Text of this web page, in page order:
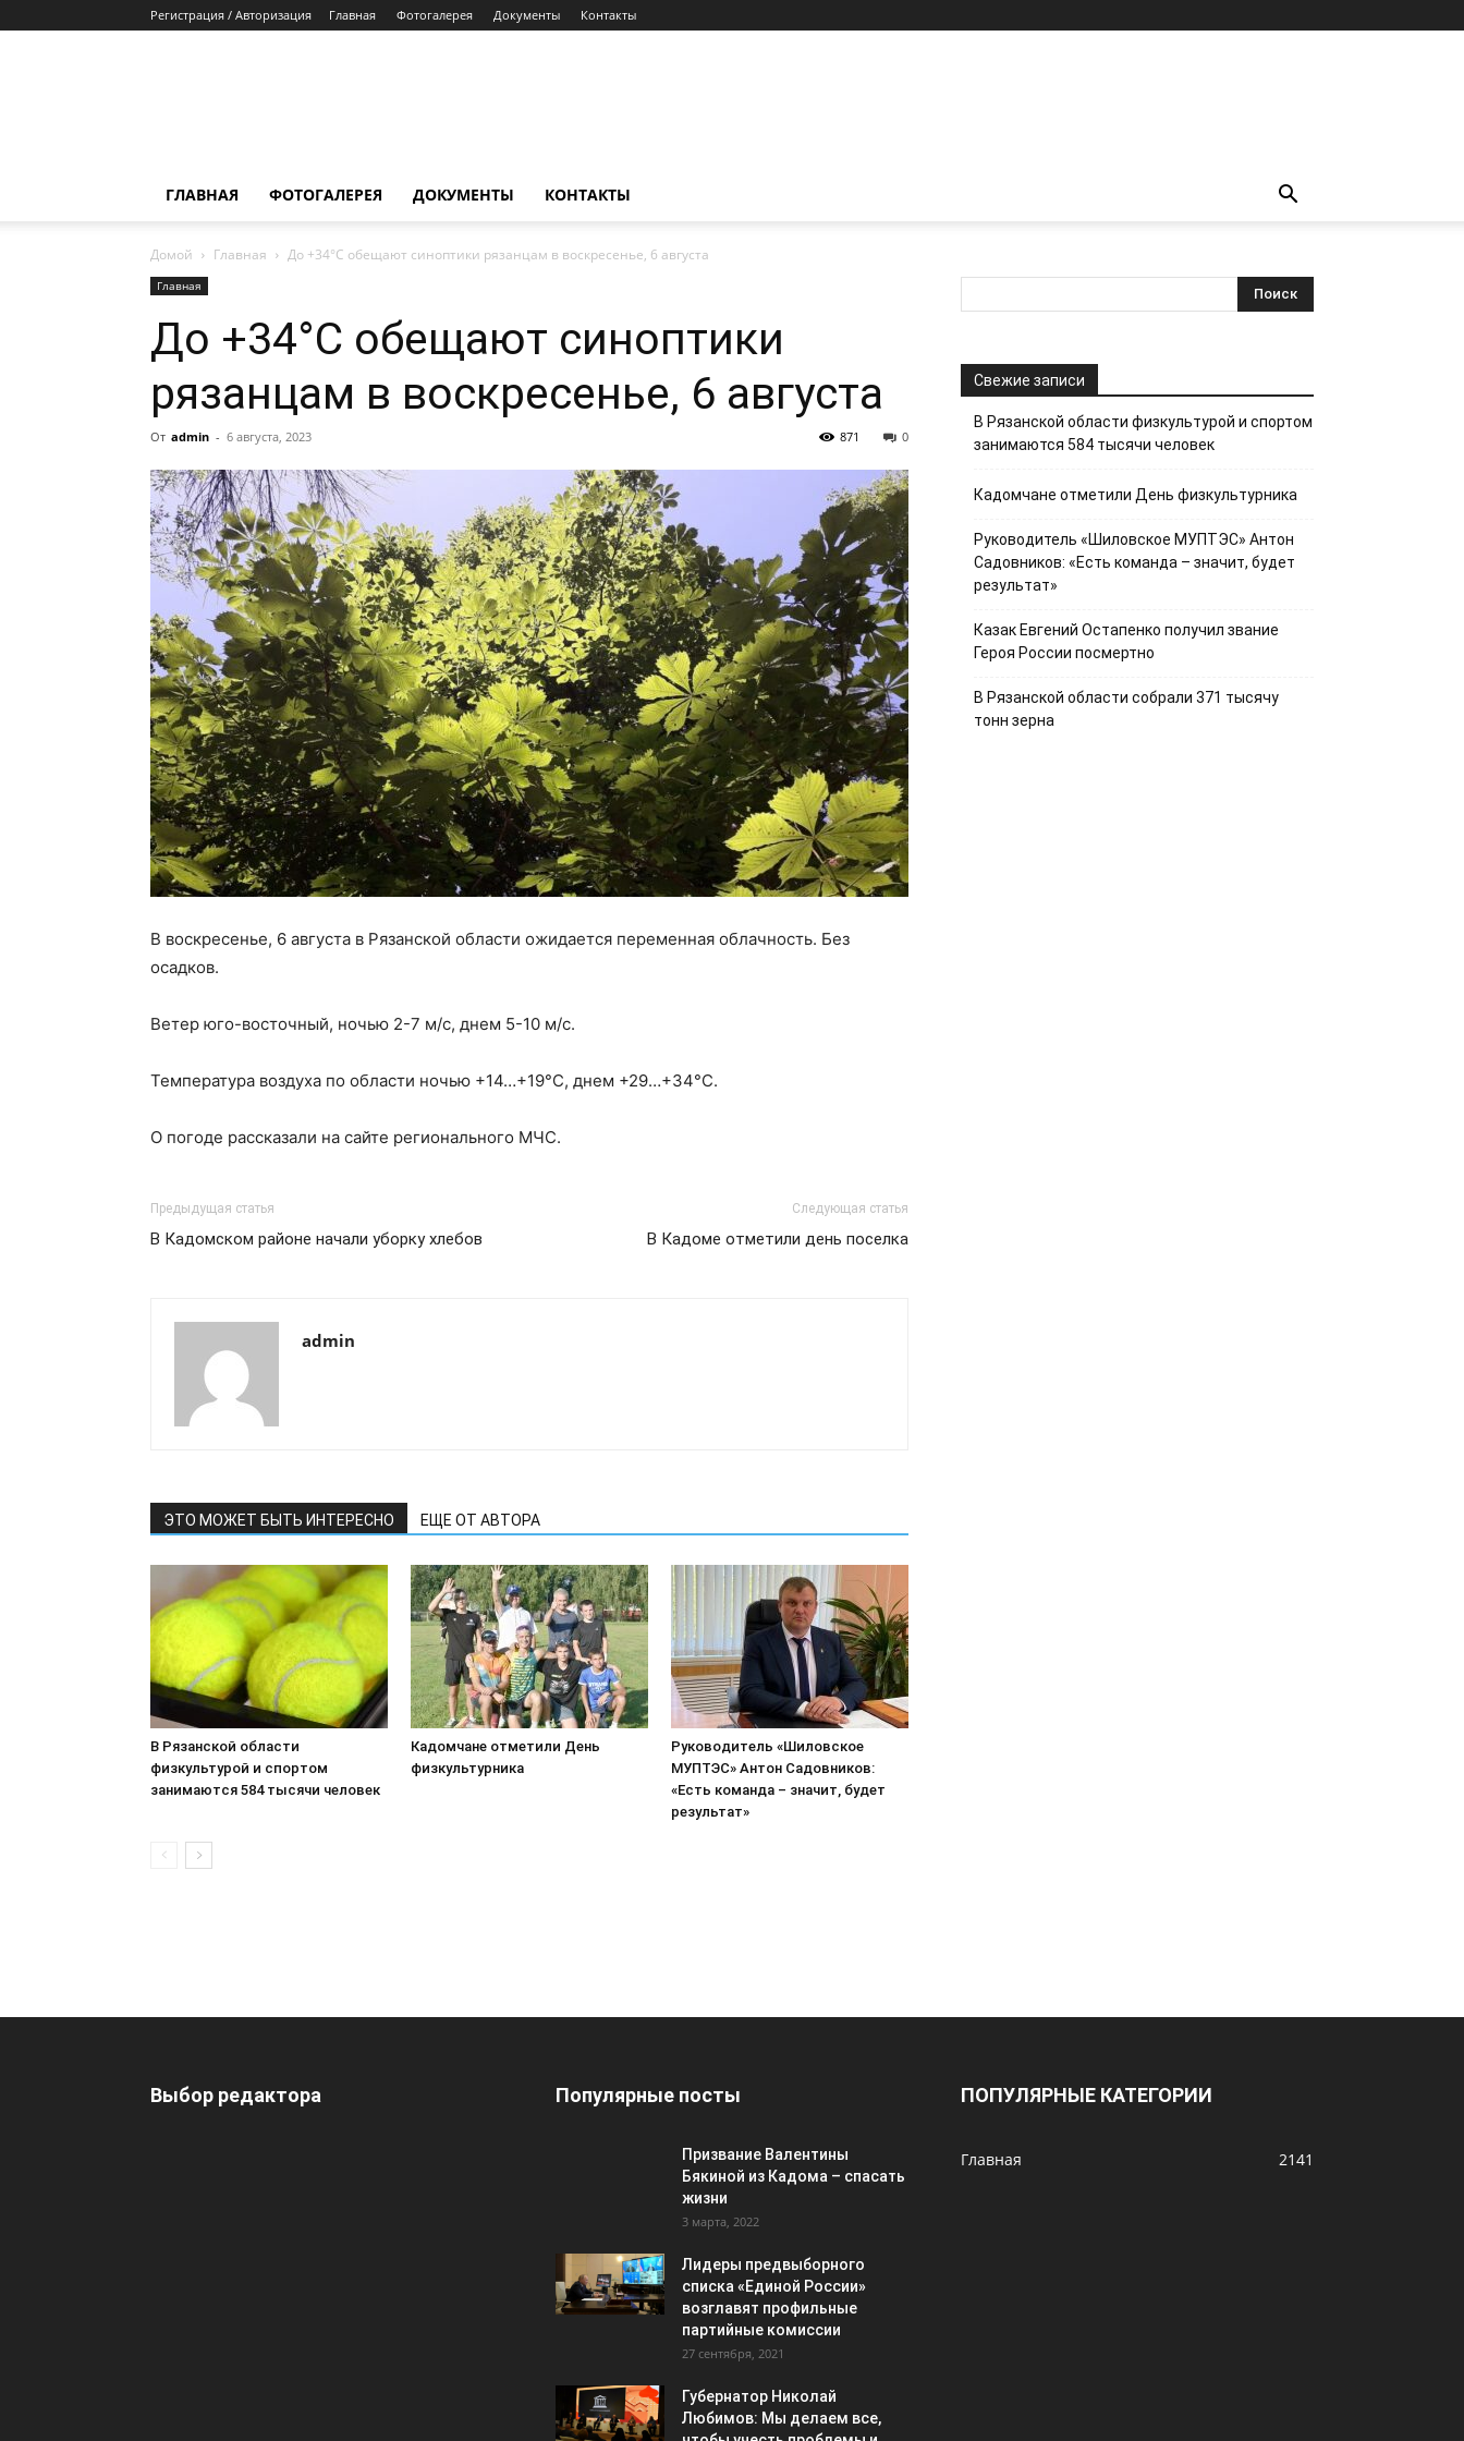
Регистрация / Авторизация Главная Фотогалерея Документы Контакты
ГЛАВНАЯ ФОТОГАЛЕРЕЯ ДОКУМЕНТЫ КОНТАКТЫ
Домой Главная До +34°С обещают синоптики рязанцам в воскресенье, 6 августа
Главная
До +34°С обещают синоптики
рязанцам в воскресенье, 6 августа
От admin - 6 августа, 2023 0
871
В воскресенье, 6 августа в Рязанской области ожидается переменная облачность. Без
осадков.
Ветер юго-восточный, ночью 2-7 м/с, днем 5-10 м/с.
Температура воздуха по области ночью +14…+19°С, днем +29…+34°С.
О погоде рассказали на сайте регионального МЧС.
Предыдущая статья
В Кадомском районе начали уборку хлебов
Следующая статья
В Кадоме отметили день поселка
admin
ЭТО МОЖЕТ БЫТЬ ИНТЕРЕСНО ЕЩЕ ОТ АВТОРА
В Рязанской области
физкультурой и спортом
занимаются 584 тысячи человек
Кадомчане отметили День
физкультурника
Руководитель «Шиловское
МУПТЭС» Антон Садовников:
«Есть команда – значит, будет
результат»
Свежие записи
В Рязанской области физкультурой и спортом
занимаются 584 тысячи человек
Кадомчане отметили День физкультурника
Руководитель «Шиловское МУПТЭС» Антон
Садовников: «Есть команда – значит, будет
результат»
Казак Евгений Остапенко получил звание
Героя России посмертно
В Рязанской области собрали 371 тысячу
тонн зерна
Выбор редактора Популярные посты
Призвание Валентины
Бякиной из Кадома – спасать
жизни
3 марта, 2022
Лидеры предвыборного
списка «Единой России»
возглавят профильные
партийные комиссии
27 сентября, 2021
Губернатор Николай
Любимов: Мы делаем все,
ПОПУЛЯРНЫЕ КАТЕГОРИИ
Главная 2141